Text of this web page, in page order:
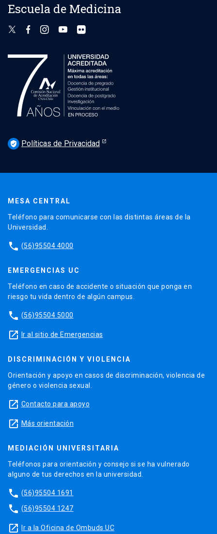
Escuela de Medicina
verified_user Políticas de Privacidad
MESA CENTRAL
Teléfono para comunicarse con las distintas áreas de la
Universidad.
phone (56)95504 4000
EMERGENCIAS UC
Teléfono en caso de accidente o situación que ponga en
riesgo tu vida dentro de algún campus.
phone (56)95504 5000
launch Ir al sitio de Emergencias
DISCRIMINACIÓN Y VIOLENCIA
Orientación y apoyo en casos de discriminación, violencia de
género o violencia sexual.
launch Contacto para apoyo
launch Más orientación
MEDIACIÓN UNIVERSITARIA
Teléfonos para orientación y consejo si se ha vulnerado
alguno de tus derechos en la universidad.
phone (56)95504 1691
phone (56)95504 1247
launch Ir a la Oficina de Ombuds UC